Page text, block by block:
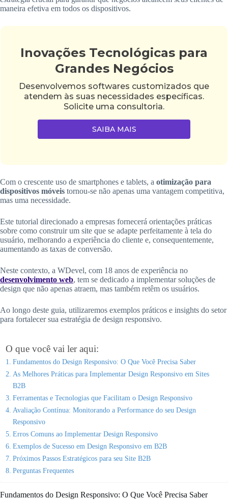
maneira efetiva em todos os dispositivos.
Inovações Tecnológicas para
Grandes Negócios
Desenvolvemos softwares customizados que
atendem às suas necessidades específicas.
Solicite uma consultoria.
SAIBA MAIS
Com o crescente uso de smartphones e tablets, a otimização para
dispositivos móveis tornou-se não apenas uma vantagem competitiva,
mas uma necessidade.
Este tutorial direcionado a empresas fornecerá orientações práticas
sobre como construir um site que se adapte perfeitamente à tela do
usuário, melhorando a experiência do cliente e, consequentemente,
aumentando as taxas de conversão.
Neste contexto, a WDevel, com 18 anos de experiência no
desenvolvimento web, tem se dedicado a implementar soluções de
design que não apenas atraem, mas também retêm os usuários.
Ao longo deste guia, utilizaremos exemplos práticos e insights do setor
para fortalecer sua estratégia de design responsivo.
O que você vai ler aqui:
Fundamentos do Design Responsivo: O Que Você Precisa Saber
As Melhores Práticas para Implementar Design Responsivo em Sites
B2B
Ferramentas e Tecnologias que Facilitam o Design Responsivo
Avaliação Contínua: Monitorando a Performance do seu Design
Responsivo
Erros Comuns ao Implementar Design Responsivo
Exemplos de Sucesso em Design Responsivo em B2B
Próximos Passos Estratégicos para seu Site B2B
Perguntas Frequentes
Fundamentos do Design Responsivo: O Que Você Precisa Saber